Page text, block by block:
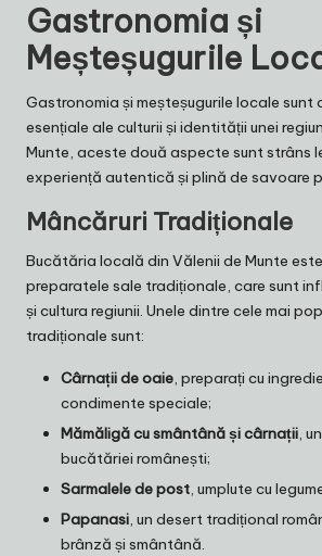
Gastronomia și
Meșteșugurile
Gastronomia și meșteșugurile locale sunt
esențiale ale culturii și identității unei
Munte, aceste două aspecte sunt strâns
experiență autentică și plină de savoare
Mâncăruri Tradiționale
Bucătăria locală din Vălenii de Munte
preparatele sale tradiționale, care sunt
și cultura regiunii. Unele dintre cele mai
tradiționale sunt:
Cârnații de oaie, preparați cu
condimente speciale;
Mămăligă cu smântână și cârnații,
bucătăriei românești;
Sarmalele de post, umplute cu
Papanasi, un desert tradițional
brânză și smântână.